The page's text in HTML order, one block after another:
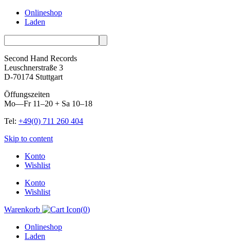
Onlineshop
Laden
Second Hand Records
Leuschnerstraße 3
D-70174 Stuttgart
Öffungszeiten
Mo—Fr 11–20 + Sa 10–18
Tel: +49(0) 711 260 404
Skip to content
Konto
Wishlist
Konto
Wishlist
Warenkorb
(0)
Onlineshop
Laden